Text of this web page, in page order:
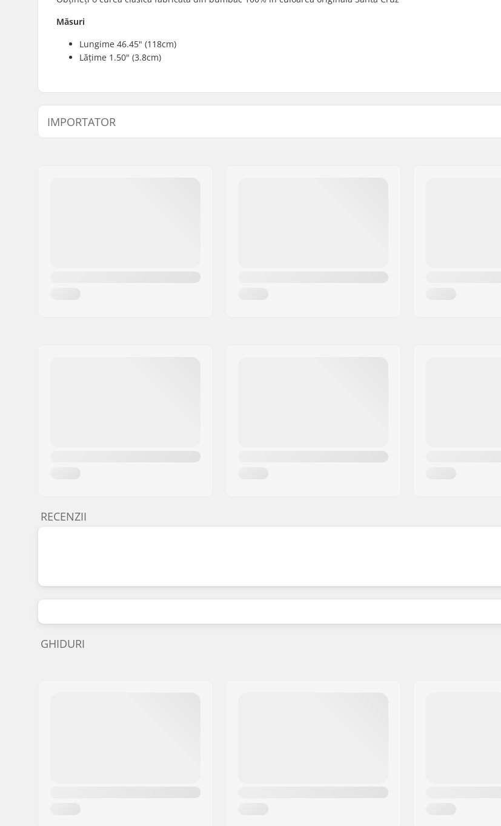
Măsuri
Lungime 46.45" (118cm)
Lățime 1.50" (3.8cm)
IMPORTATOR
RECENZII
GHIDURI